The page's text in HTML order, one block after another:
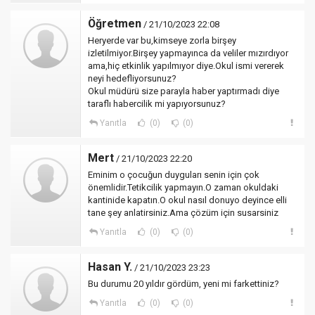
Öğretmen / 21/10/2023 22:08
Heryerde var bu,kimseye zorla birşey
izletilmiyor.Birşey yapmayınca da veliler mızırdıyor
ama,hiç etkinlik yapılmıyor diye.Okul ismi vererek
neyi hedefliyorsunuz?
Okul müdürü size parayla haber yaptırmadı diye
taraflı habercilik mi yapıyorsunuz?
Yanıtla (0) (0)
Mert / 21/10/2023 22:20
Eminim o çocuğun duyguları senin için çok
önemlidir.Tetikcilik yapmayın.O zaman okuldaki
kantinide kapatın.O okul nasıl donuyo deyince elli
tane şey anlatirsiniz.Ama çözüm için susarsiniz
Yanıtla (0) (0)
Hasan Y. / 21/10/2023 23:23
Bu durumu 20 yıldır gördüm, yeni mi farkettiniz?
Yanıtla (0) (0)